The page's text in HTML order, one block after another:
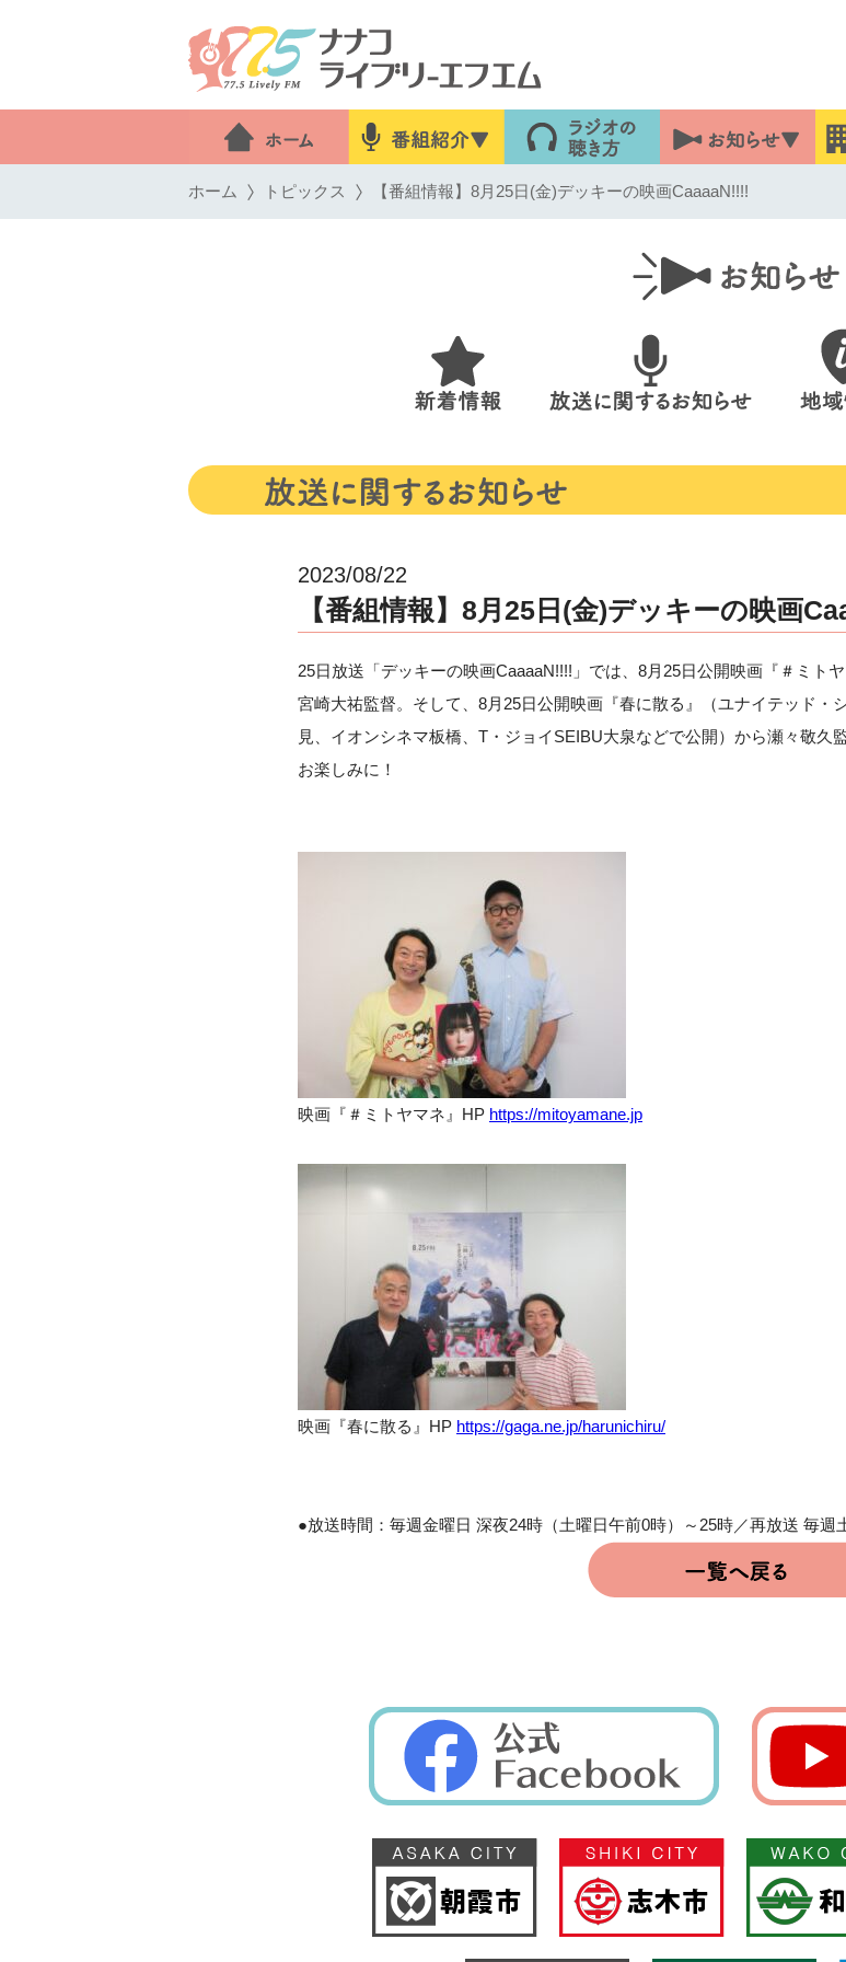
ホーム トピックス 【番組情報】8月25日(金)デッキーの映画CaaaaN!!!!
2023/08/22
【番組情報】8月25日(金)デッキーの映画
25日放送「デッキーの映画CaaaaN!!!!」では、8月25日公開映画『＃ミト
宮崎大祐監督。そして、8月25日公開映画『春に散る』（ユナイテッド・
見、イオンシネマ板橋、T・ジョイSEIBU大泉などで公開）から瀬々敬久
お楽しみに！
映画『＃ミトヤマネ』HP https://mitoyamane.jp
映画『春に散る』HP https://gaga.ne.jp/harunichiru/
●放送時間：毎週金曜日 深夜24時（土曜日午前0時）～25時／再放送 毎週